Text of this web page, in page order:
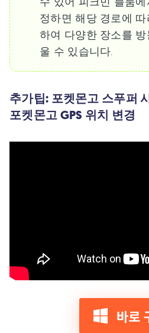
정하면 해당 경로에 따
하여 다양한 장소를
울 수 있습니다.
추가팁: 포켓몬고 스푸퍼
포켓몬고 GPS 위치 변경